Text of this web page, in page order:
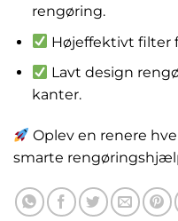
rengøring.
Højeffektivt filter
Lavt design
kanter.
Oplev en renere
smarte